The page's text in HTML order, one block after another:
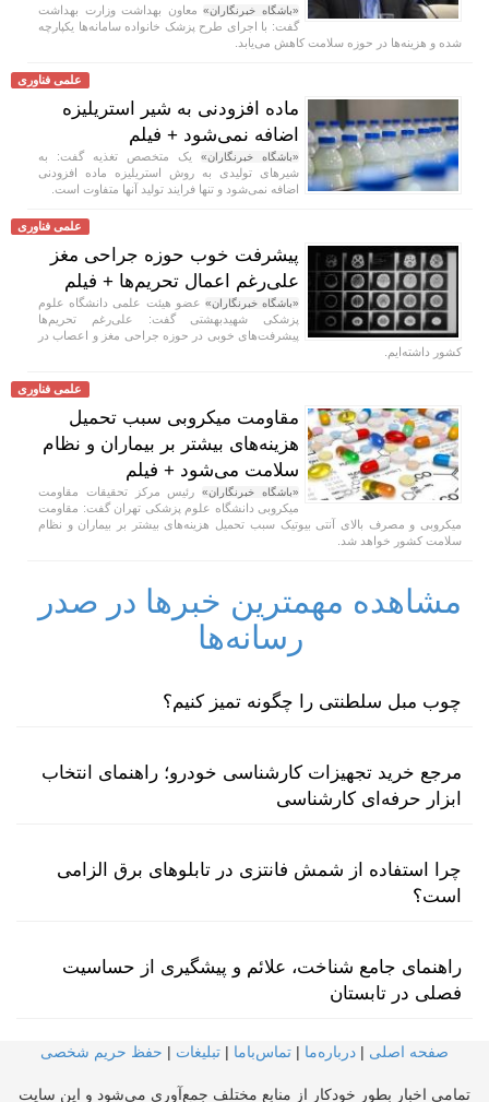
«باشگاه خبرنگاران»معاون بهداشت وزارت بهداشت
گفت: با اجرای طرح پزشک خانواده سامانه‌ها یکپارچه
شده و هزینه‌ها در حوزه سلامت کاهش می‌یابد.
علمی فناوری
ماده افزودنی به شیر استریلیزه
اضافه نمی‌شود + فیلم
«باشگاه خبرنگاران» یک متخصص تغذیه گفت: به
شیر‌های تولیدی به روش استریلیزه ماده افزودنی
اضافه نمی‌شود و تنها فرایند تولید آنها متفاوت است.
علمی فناوری
پیشرفت خوب حوزه جراحی مغز
علی‌رغم اعمال تحریم‌ها + فیلم
«باشگاه خبرنگاران» عضو هیئت علمی دانشگاه علوم
پزشکی شهیدبهشتی گفت: علی‌رغم تحریم‌ها
پیشرفت‌های خوبی در حوزه جراحی مغز و اعصاب در
کشور داشته‌ایم.
علمی فناوری
مقاومت میکروبی سبب تحمیل
هزینه‌های بیشتر بر بیماران و نظام
سلامت می‌شود + فیلم
«باشگاه خبرنگاران»رئیس مرکز تحقیقات مقاومت
میکروبی دانشگاه علوم پزشکی تهران گفت: مقاومت
میکروبی و مصرف بالای آنتی بیوتیک سبب تحمیل هزینه‌های بیشتر بر بیماران و نظام
سلامت کشور خواهد شد.
مشاهده مهمترین خبرها در صدر
رسانه‌ها
چوب مبل سلطنتی را چگونه تمیز کنیم؟
مرجع خرید تجهیزات کارشناسی خودرو؛ راهنمای انتخاب
ابزار حرفه‌ای کارشناسی
چرا استفاده از شمش فانتزی در تابلوهای برق الزامی
است؟
راهنمای جامع شناخت، علائم و پیشگیری از حساسیت
فصلی در تابستان
صفحه اصلی | درباره‌ما | تماس‌با‌ما | تبلیغات | حفظ حریم شخصی
تمامی اخبار بطور خودکار از منابع مختلف جمع‌آوری می‌شود و این سایت